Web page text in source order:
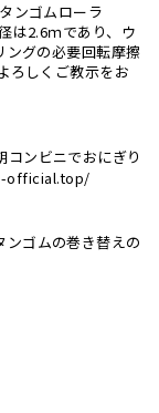
ンゴムローラ
は2.6ｍであり、ウ
ングの必要回転摩擦
ろしくご教示をお
ンビニでおにぎり
official.top/
ンゴムの巻き替えの